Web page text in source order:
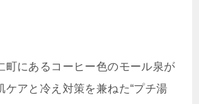
町にあるコーヒー色のモール泉が
ケアと冷え対策を兼ねた“プチ湯